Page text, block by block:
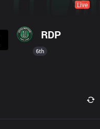
Live
RDP
6th